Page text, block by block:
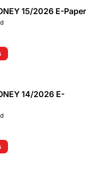
15/2026 E-Paper
14/2026 E-